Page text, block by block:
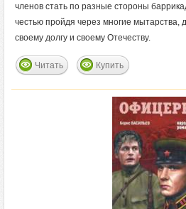
членов стать по разные стороны
честью пройдя через многие мытарства,
своему долгу и своему Отечеству.
Читать Купить